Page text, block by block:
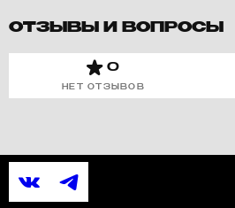
ОТЗЫВЫ И ВОПРОСЫ
0
НЕТ ОТЗЫВОВ